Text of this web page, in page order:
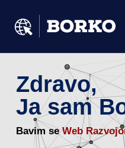
Zdravo,
Ja sam
Bavim se Web